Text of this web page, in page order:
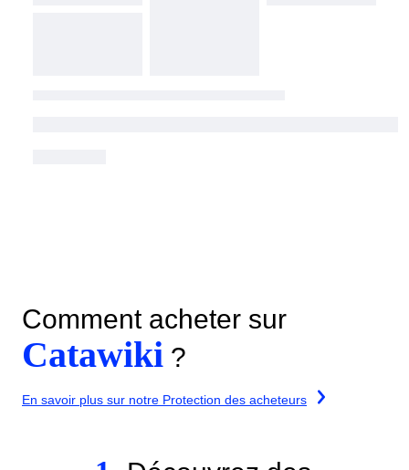
Comment acheter sur
Catawiki ?
En savoir plus sur notre Protection des acheteurs